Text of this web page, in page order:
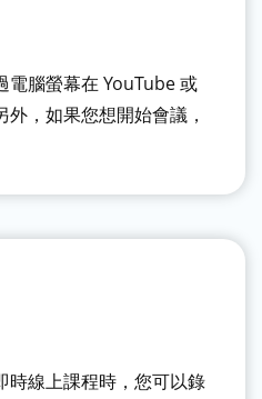
電腦螢幕在 YouTube 或
，如果您想開始會議，
時線上課程時，您可以錄